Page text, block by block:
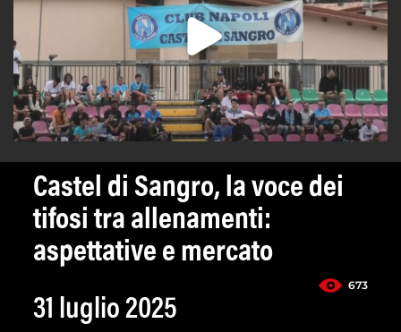
Castel di Sangro, la voce dei
tifosi tra allenamenti:
aspettative e mercato
673
31 luglio 2025